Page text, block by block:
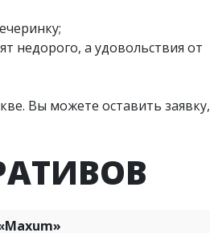
недорого, а удовольствия от
Вы можете оставить заявку,